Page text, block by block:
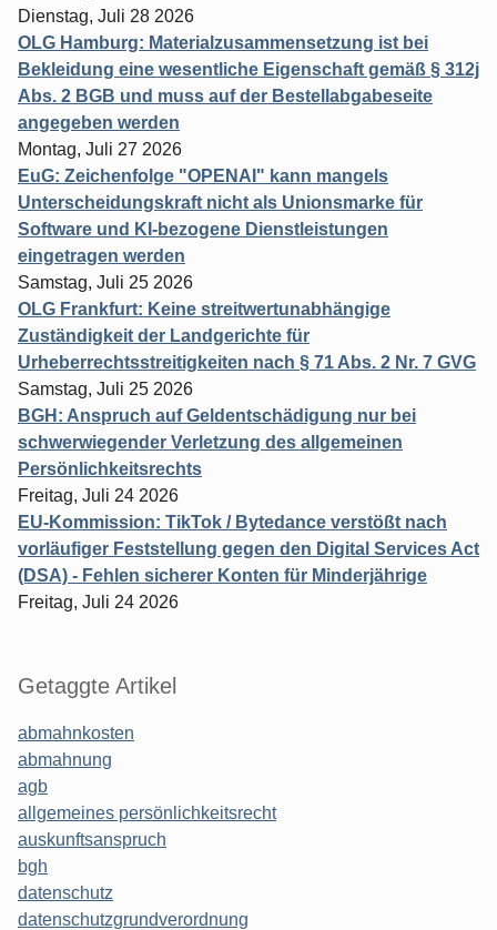
Dienstag, Juli 28 2026
OLG Hamburg: Materialzusammensetzung ist bei
Bekleidung eine wesentliche Eigenschaft gemäß § 312j
Abs. 2 BGB und muss auf der Bestellabgabeseite
angegeben werden
Montag, Juli 27 2026
EuG: Zeichenfolge "OPENAI" kann mangels
Unterscheidungskraft nicht als Unionsmarke für
Software und KI-bezogene Dienstleistungen
eingetragen werden
Samstag, Juli 25 2026
OLG Frankfurt: Keine streitwertunabhängige
Zuständigkeit der Landgerichte für
Urheberrechtsstreitigkeiten nach § 71 Abs. 2 Nr. 7 GVG
Samstag, Juli 25 2026
BGH: Anspruch auf Geldentschädigung nur bei
schwerwiegender Verletzung des allgemeinen
Persönlichkeitsrechts
Freitag, Juli 24 2026
EU-Kommission: TikTok / Bytedance verstößt nach
vorläufiger Feststellung gegen den Digital Services Act
(DSA) - Fehlen sicherer Konten für Minderjährige
Freitag, Juli 24 2026
Getaggte Artikel
abmahnkosten
abmahnung
agb
allgemeines persönlichkeitsrecht
auskunftsanspruch
bgh
datenschutz
datenschutzgrundverordnung